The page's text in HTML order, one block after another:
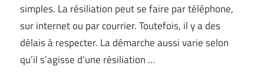
simples. La résiliation peut se faire par téléphone,
sur internet ou par courrier. Toutefois, il y a des
délais à respecter. La démarche aussi varie selon
qu’il s’agisse d’une résiliation …